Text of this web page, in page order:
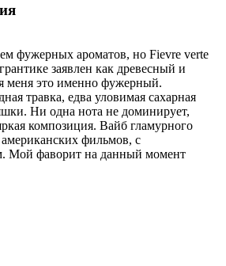
фужерных ароматов, но Fiеvre verte
заявлен как древесный и
меня это именно фужерный.
травка, едва уловимая сахарная
Ни одна нота не доминирует,
композиция. Вайб гламурного
американских фильмов, с
Мой фаворит на данный момент